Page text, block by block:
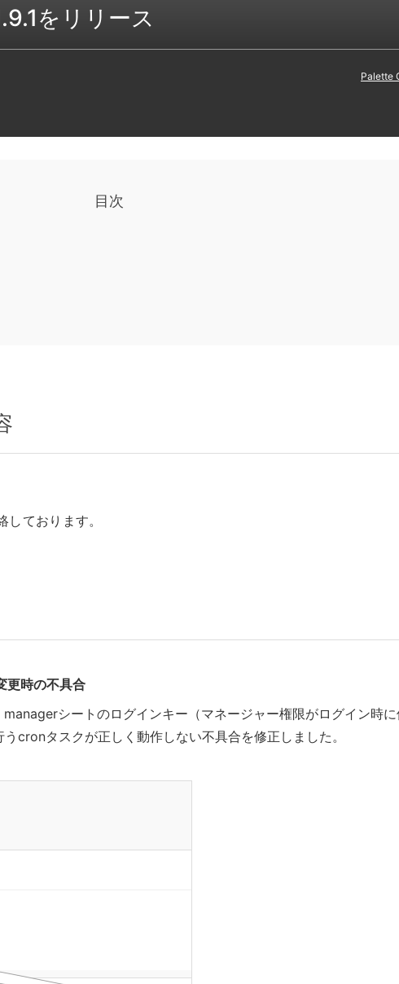
をリリース
Palette
目次
ております。
更時の不具合
シートのログインキー（マネージャー権限がログイン時
cronタスクが正しく動作しない不具合を修正しました。